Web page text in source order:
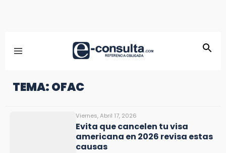
TEMA: OFAC
Viernes, Abril 17, 2026
Evita que cancelen tu visa
americana en 2026 revisa estas
causas